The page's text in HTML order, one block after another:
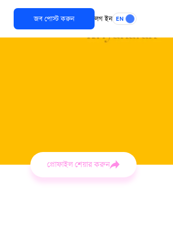
জব পোস্ট করুন লগ ইন EN
প্রোফাইল শেয়ার করুন